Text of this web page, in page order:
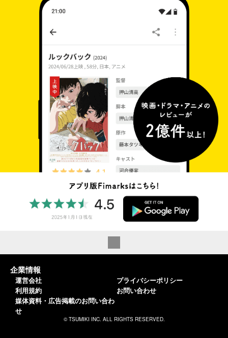
企業情報
運営会社
利用規約
媒体資料・広告掲載のお問い合わ
せ
プライバシーポリシー
お問い合わせ
© TSUMIKI INC. ALL RIGHTS RESERVED.